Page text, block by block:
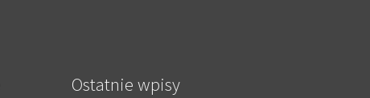
Ostatnie wpisy